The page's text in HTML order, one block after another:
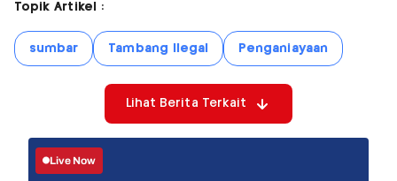
Topik Artikel :
sumbar Tambang Ilegal Penganiayaan
Lihat Berita Terkait
Live Now